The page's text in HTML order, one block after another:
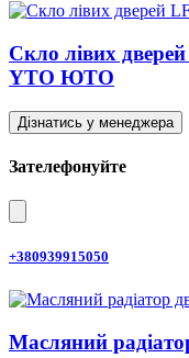
Скло лівих
YTO ЮТО
Дізнатись у менеджера
Зателефонуйте
+380939915050
Масляний